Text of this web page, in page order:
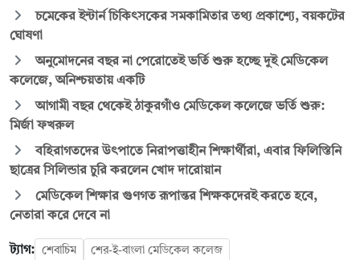
চমেকের ইন্টার্ন চিকিৎসকের সমকামিতার তথ্য প্রকাশ্যে, বয়কটের
ঘোষণা
অনুমোদনের বছর না পেরোতেই ভর্তি শুরু হচ্ছে দুই মেডিকেল
কলেজে, অনিশ্চয়তায় একটি
আগামী বছর থেকেই ঠাকুরগাঁও মেডিকেল কলেজে ভর্তি শুরু:
মির্জা ফখরুল
বহিরাগতদের উৎপাতে নিরাপত্তাহীন শিক্ষার্থীরা, এবার ফিলিস্তিনি
ছাত্রের সিলিন্ডার চুরি করলেন খোদ দারোয়ান
মেডিকেল শিক্ষার গুণগত রূপান্তর শিক্ষকদেরই করতে হবে,
নেতারা করে দেবে না
ট্যাগ: শেবাচিম শের-ই-বাংলা মেডিকেল কলেজ